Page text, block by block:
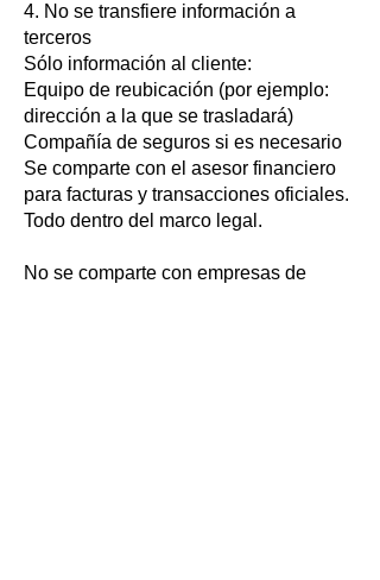
4. No se transfiere información a
terceros
Sólo información al cliente:
Equipo de reubicación (por ejemplo:
dirección a la que se trasladará)
Compañía de seguros si es necesario
Se comparte con el asesor financiero
para facturas y transacciones oficiales.
Todo dentro del marco legal.
No se comparte con empresas de